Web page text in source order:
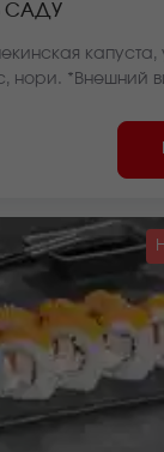
САДУ
капуста,
нори. *Внешний